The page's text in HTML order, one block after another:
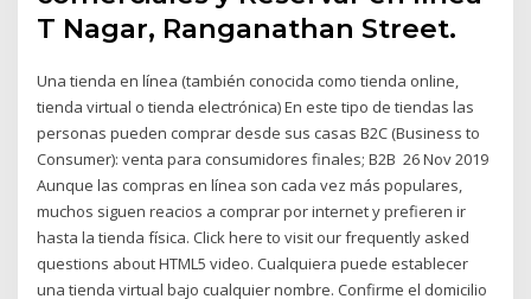
T Nagar, Ranganathan Street.
Una tienda en línea (también conocida como tienda online,
tienda virtual o tienda electrónica) En este tipo de tiendas las
personas pueden comprar desde sus casas B2C (Business to
Consumer): venta para consumidores finales; B2B 26 Nov 2019
Aunque las compras en línea son cada vez más populares,
muchos siguen reacios a comprar por internet y prefieren ir
hasta la tienda física. Click here to visit our frequently asked
questions about HTML5 video. Cualquiera puede establecer
una tienda virtual bajo cualquier nombre. Confirme el domicilio